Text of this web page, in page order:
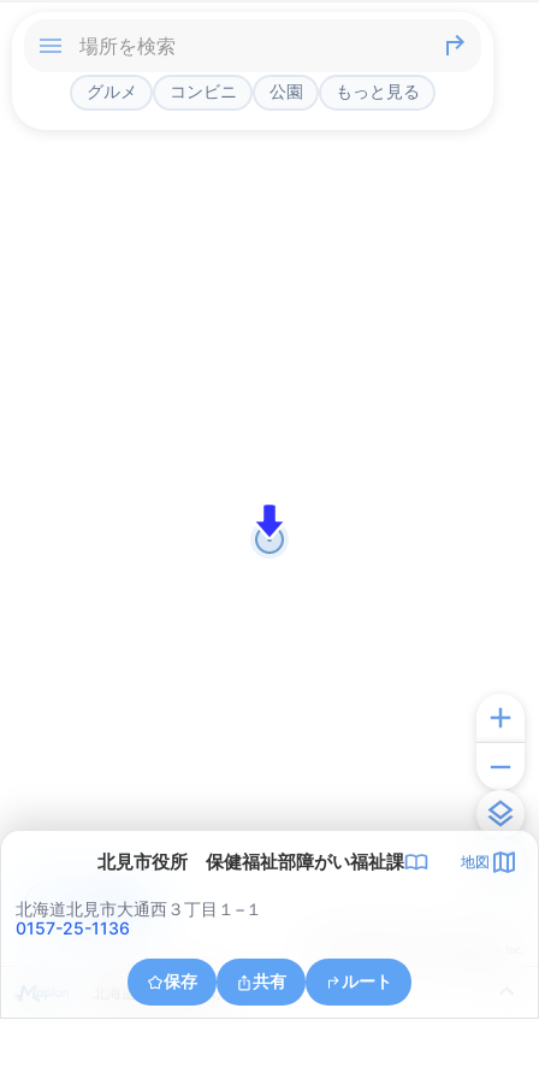
グルメ コンビニ 公園 もっと見る
北見市役所 保健福祉部障がい福祉課 地図
北海道北見市大通西３丁目１−１
0157-25-1136
保存 共有 ルート
北海道北見市清月町
アプリで見る